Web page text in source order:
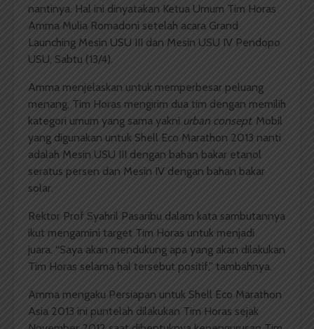
nantinya. Hal ini dinyatakan Ketua Umum Tim Horas
Amma Mulia Romadoni setelah acara Grand
Launching Mesin USU III dan Mesin USU IV Pendopo
USU, Sabtu (13/4).
Amma menjelaskan untuk memperbesar peluang
menang, Tim Horas mengirim dua tim dengan memilih
kategori umum yang sama yakni urban consept. Mobil
yang digunakan untuk Shell Eco Marathon 2013 nanti
adalah Mesin USU III dengan bahan bakar etanol
seratus persen dan Mesin IV dengan bahan bakar
solar.
Rektor Prof Syahril Pasaribu dalam kata sambutannya
ikut mengamini target Tim Horas untuk menjadi
juara. “Saya akan mendukung apa yang akan dilakukan
Tim Horas selama hal tersebut positif,” tambahnya.
Amma mengaku Persiapan untuk Shell Eco Marathon
Asia 2013 ini puntelah dilakukan Tim Horas sejak